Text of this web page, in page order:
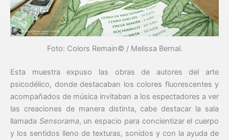
Foto: Colors Remain© / Melissa Bernal.
Esta muestra expuso las obras de autores del arte
psicodélico, donde destacaban los colores fluorescentes y
acompañados de música invitaban a los espectadores a ver
las creaciones de manera distinta, cabe destacar la sala
llamada Sensorama, un espacio para concientizar el cuerpo
y los sentidos lleno de texturas, sonidos y con la ayuda de